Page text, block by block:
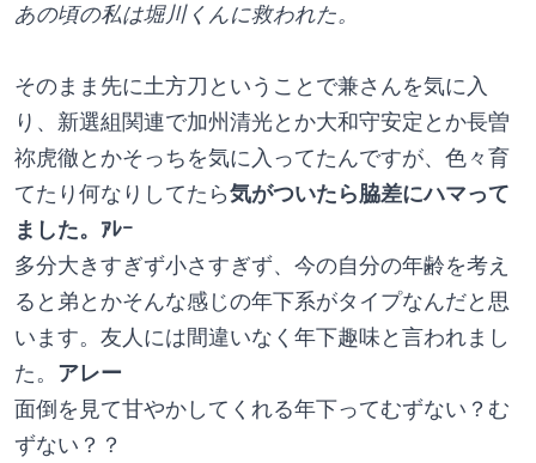
あの頃の私は堀川くんに救われた。
そのまま先に土方刀ということで兼さんを気に入
り、新選組関連で加州清光とか大和守安定とか長曽
祢虎徹とかそっちを気に入ってたんですが、色々育
てたり何なりしてたら気がついたら脇差にハマって
ました。ｱﾚｰ
多分大きすぎず小さすぎず、今の自分の年齢を考え
ると弟とかそんな感じの年下系がタイプなんだと思
います。友人には間違いなく年下趣味と言われまし
た。 アレー
面倒を見て甘やかしてくれる年下ってむずない？む
ずない？？